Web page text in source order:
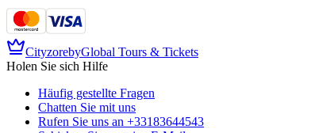
CityzorebyGlobal Tours & Tickets
Holen Sie sich Hilfe
Häufig gestellte Fragen
Chatten Sie mit uns
Rufen Sie uns an +33183644543